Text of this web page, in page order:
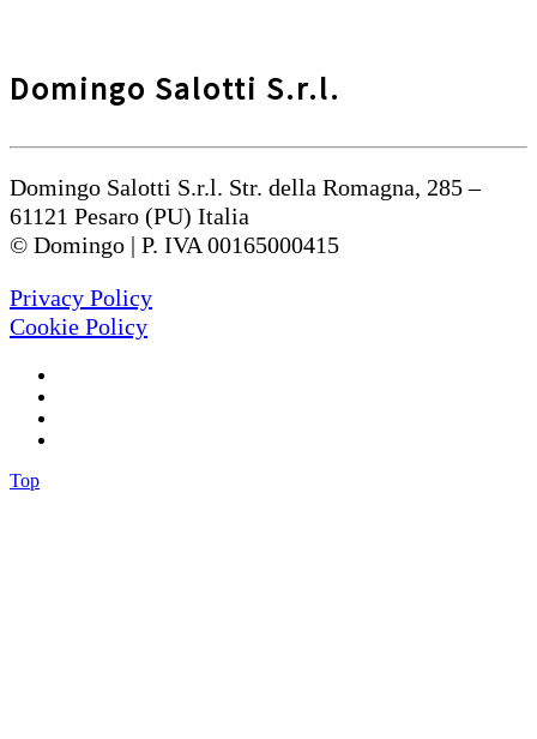
Domingo Salotti S.r.l.
Domingo Salotti S.r.l. Str. della Romagna, 285 –
61121 Pesaro (PU) Italia
© Domingo | P. IVA 00165000415
Privacy Policy
Cookie Policy
Top